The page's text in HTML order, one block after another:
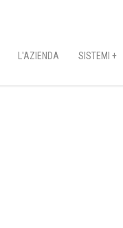
L'AZIENDA SISTEMI +